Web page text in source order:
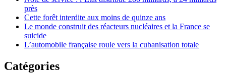
près
Cette forêt interdite aux moins de quinze ans
Le monde construit des réacteurs nucléaires et la France se
suicide
L’automobile française roule vers la cubanisation totale
Catégories